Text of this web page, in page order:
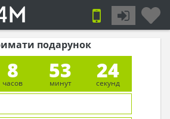
подарунок
8
часов
53
минут
23
секунд